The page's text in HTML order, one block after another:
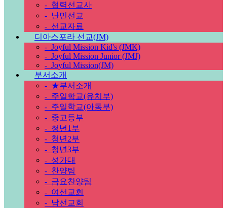
- 협력선교사
- 난민선교
- 선교자료
디아스포라 선교(JM)
- Joyful Mission Kid's (JMK)
- Joyful Mission Junior (JMJ)
- Joyful Mission(JM)
부서소개
- ★부서소개
- 주일학교(유치부)
- 주일학교(아동부)
- 중고등부
- 청년1부
- 청년2부
- 청년3부
- 성가대
- 찬양팀
- 금요찬양팀
- 여선교회
- 남선교회